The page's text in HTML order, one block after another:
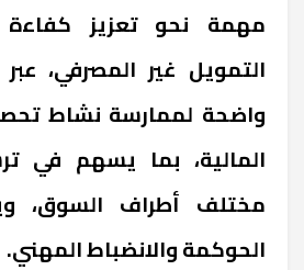
مهمة نحو تعزيز
التمويل غير المصرفي،
واضحة لممارسة نشاط
المالية، بما يسهم في
مختلف أطراف السوق،
الحوكمة والانضباط المهني.